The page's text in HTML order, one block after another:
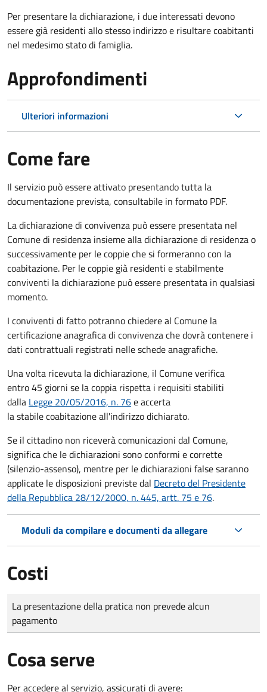
Per presentare la dichiarazione, i due interessati devono
essere già residenti allo stesso indirizzo e risultare coabitanti
nel medesimo stato di famiglia.
Approfondimenti
Ulteriori informazioni
Come fare
Il servizio può essere attivato presentando tutta la
documentazione prevista, consultabile in formato PDF.
La dichiarazione di convivenza può essere presentata nel
Comune di residenza insieme alla dichiarazione di residenza o
successivamente per le coppie che si formeranno con la
coabitazione. Per le coppie già residenti e stabilmente
conviventi la dichiarazione può essere presentata in qualsiasi
momento.
I conviventi di fatto potranno chiedere al Comune la
certificazione anagrafica di convivenza che dovrà contenere i
dati contrattuali registrati nelle schede anagrafiche.
Una volta ricevuta la dichiarazione, il Comune verifica
entro 45 giorni se la coppia rispetta i requisiti stabiliti
dalla Legge 20/05/2016, n. 76e accerta
la stabile coabitazione all'indirizzo dichiarato.
Se il cittadino non riceverà comunicazioni dal Comune,
significa che le dichiarazioni sono conformi e corrette
(silenzio-assenso), mentre per le dichiarazioni false saranno
applicate le disposizioni previste dal Decreto del Presidente
della Repubblica 28/12/2000, n. 445, artt. 75 e 76.
Moduli da compilare e documenti da allegare
Costi
Tipo di pagamento
Importo
La presentazione della pratica non prevede alcun
pagamento
Cosa serve
Per accedere al servizio, assicurati di avere: